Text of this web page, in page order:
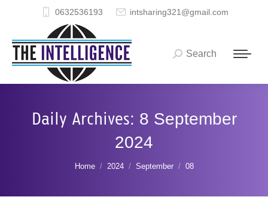
0632536193 intsharing321@gmail.com
Search:
Search
Daily Archives: 8 September
2024
You are here:
Home 2024 September 08